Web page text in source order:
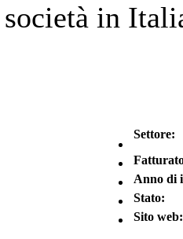
in
Settore:
Anno di
Stato:
Sito web: